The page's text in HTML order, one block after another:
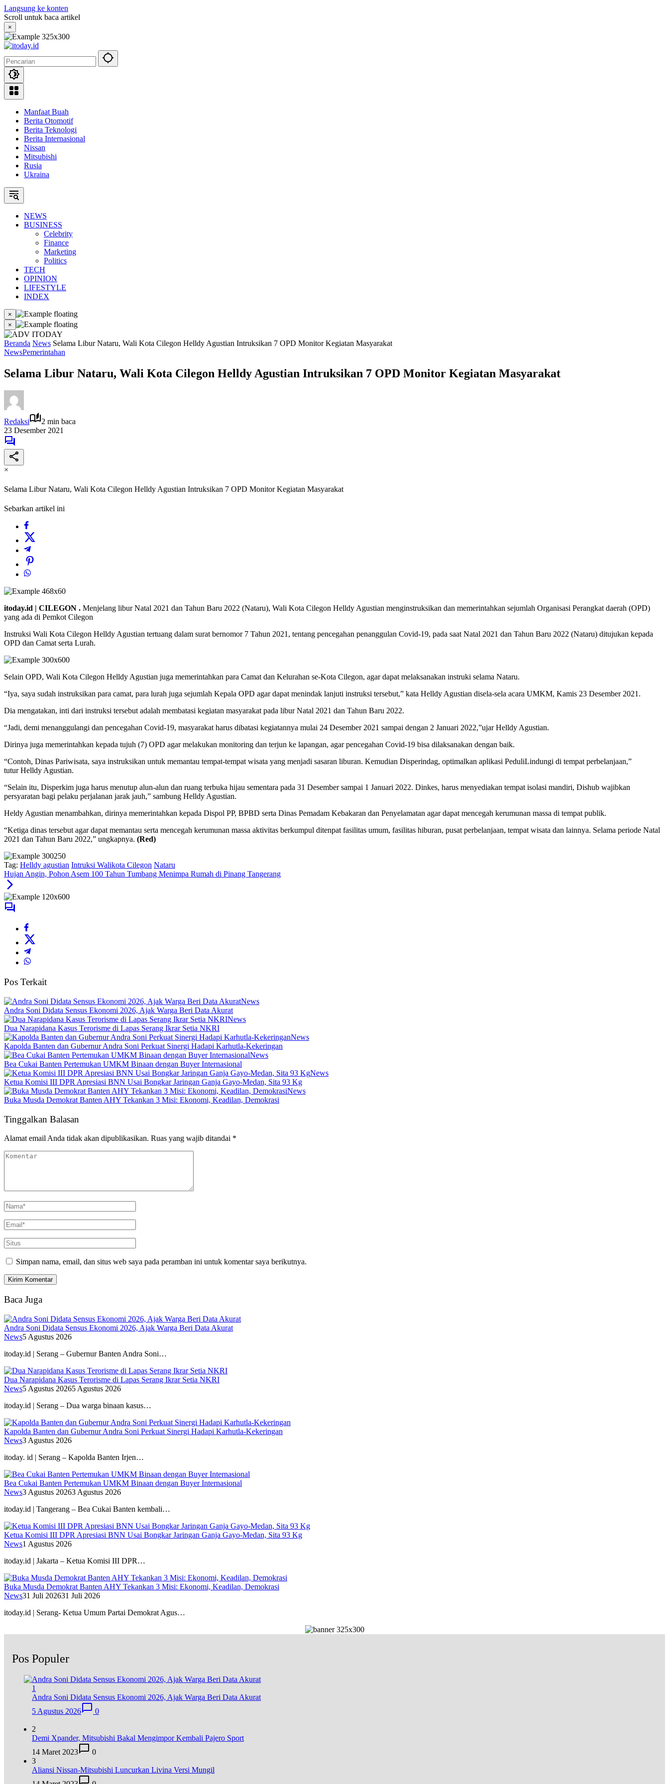
Langsung ke konten
Scroll untuk baca artikel
×
Manfaat Buah
Berita Otomotif
Berita Teknologi
Berita Internasional
Nissan
Mitsubishi
Rusia
Ukraina
NEWS
BUSINESS
Celebrity
Finance
Marketing
Politics
TECH
OPINION
LIFESTYLE
INDEX
×
×
Beranda News Selama Libur Nataru, Wali Kota Cilegon Helldy Agustian Intruksikan 7 OPD Monitor Kegiatan Masyarakat
NewsPemerintahan
Selama Libur Nataru, Wali Kota Cilegon Helldy Agustian Intruksikan 7 OPD Monitor Kegiatan Masyarakat
Redaksi
2 min baca
23 Desember 2021
×
Selama Libur Nataru, Wali Kota Cilegon Helldy Agustian Intruksikan 7 OPD Monitor Kegiatan Masyarakat
Sebarkan artikel ini
itoday.id | CILEGON . Menjelang libur Natal 2021 dan Tahun Baru 2022 (Nataru), Wali Kota Cilegon Helldy Agustian menginstruksikan dan memerintahkan sejumlah Organisasi Perangkat daerah (OPD)
yang ada di Pemkot Cilegon
Instruksi Wali Kota Cilegon Helldy Agustian tertuang dalam surat bernomor 7 Tahun 2021, tentang pencegahan penanggulan Covid-19, pada saat Natal 2021 dan Tahun Baru 2022 (Nataru) ditujukan kepada
OPD dan Camat serta Lurah.
Selain OPD, Wali Kota Cilegon Helldy Agustian juga memerintahkan para Camat dan Kelurahan se-Kota Cilegon, agar dapat melaksanakan instruki selama Nataru.
“Iya, saya sudah instruksikan para camat, para lurah juga sejumlah Kepala OPD agar dapat menindak lanjuti instruksi tersebut,” kata Helldy Agustian disela-sela acara UMKM, Kamis 23 Desember 2021.
Dia mengatakan, inti dari instruksi tersebut adalah membatasi kegiatan masyarakat pada libur Natal 2021 dan Tahun Baru 2022.
“Jadi, demi menanggulangi dan pencegahan Covid-19, masyarakat harus dibatasi kegiatannya mulai 24 Desember 2021 sampai dengan 2 Januari 2022,”ujar Helldy Agustian.
Dirinya juga memerintahkan kepada tujuh (7) OPD agar melakukan monitoring dan terjun ke lapangan, agar pencegahan Covid-19 bisa dilaksanakan dengan baik.
“Contoh, Dinas Pariwisata, saya instruksikan untuk memantau tempat-tempat wisata yang menjadi sasaran liburan. Kemudian Disperindag, optimalkan aplikasi PeduliLindungi di tempat perbelanjaan,”
tutur Helldy Agustian.
“Selain itu, Disperkim juga harus menutup alun-alun dan ruang terbuka hijau sementara pada 31 Desember sampai 1 Januari 2022. Dinkes, harus menyediakan tempat isolasi mandiri, Dishub wajibkan
persyaratan bagi pelaku perjalanan jarak jauh,” sambung Helldy Agustian.
Heldy Agustian menambahkan, dirinya memerintahkan kepada Dispol PP, BPBD serta Dinas Pemadam Kebakaran dan Penyelamatan agar dapat mencegah kerumunan massa di tempat publik.
“Ketiga dinas tersebut agar dapat memantau serta mencegah kerumunan massa aktivitas berkumpul ditenpat fasilitas umum, fasilitas hiburan, pusat perbelanjaan, tempat wisata dan lainnya. Selama periode Natal
2021 dan Tahun Baru 2022,” ungkapnya. (Red)
Tag: Helldy agustian Intruksi Walikota Cilegon Nataru
Hujan Angin, Pohon Asem 100 Tahun Tumbang Menimpa Rumah di Pinang Tangerang
Pos Terkait
News
Andra Soni Didata Sensus Ekonomi 2026, Ajak Warga Beri Data Akurat
News
Dua Narapidana Kasus Terorisme di Lapas Serang Ikrar Setia NKRI
News
Kapolda Banten dan Gubernur Andra Soni Perkuat Sinergi Hadapi Karhutla-Kekeringan
News
Bea Cukai Banten Pertemukan UMKM Binaan dengan Buyer Internasional
News
Ketua Komisi III DPR Apresiasi BNN Usai Bongkar Jaringan Ganja Gayo-Medan, Sita 93 Kg
News
Buka Musda Demokrat Banten AHY Tekankan 3 Misi: Ekonomi, Keadilan, Demokrasi
Tinggalkan Balasan
Alamat email Anda tidak akan dipublikasikan. Ruas yang wajib ditandai *
Simpan nama, email, dan situs web saya pada peramban ini untuk komentar saya berikutnya.
Baca Juga
Andra Soni Didata Sensus Ekonomi 2026, Ajak Warga Beri Data Akurat
News5 Agustus 2026
itoday.id | Serang – Gubernur Banten Andra Soni…
Dua Narapidana Kasus Terorisme di Lapas Serang Ikrar Setia NKRI
News5 Agustus 20265 Agustus 2026
itoday.id | Serang – Dua warga binaan kasus…
Kapolda Banten dan Gubernur Andra Soni Perkuat Sinergi Hadapi Karhutla-Kekeringan
News3 Agustus 2026
itoday. id | Serang – Kapolda Banten Irjen…
Bea Cukai Banten Pertemukan UMKM Binaan dengan Buyer Internasional
News3 Agustus 20263 Agustus 2026
itoday.id | Tangerang – Bea Cukai Banten kembali…
Ketua Komisi III DPR Apresiasi BNN Usai Bongkar Jaringan Ganja Gayo-Medan, Sita 93 Kg
News1 Agustus 2026
itoday.id | Jakarta – Ketua Komisi III DPR…
Buka Musda Demokrat Banten AHY Tekankan 3 Misi: Ekonomi, Keadilan, Demokrasi
News31 Juli 202631 Juli 2026
itoday.id | Serang- Ketua Umum Partai Demokrat Agus…
Pos Populer
1
Andra Soni Didata Sensus Ekonomi 2026, Ajak Warga Beri Data Akurat
5 Agustus 2026
0
2
Demi Xpander, Mitsubishi Bakal Mengimpor Kembali Pajero Sport
14 Maret 2023
0
3
Aliansi Nissan-Mitsubishi Luncurkan Livina Versi Mungil